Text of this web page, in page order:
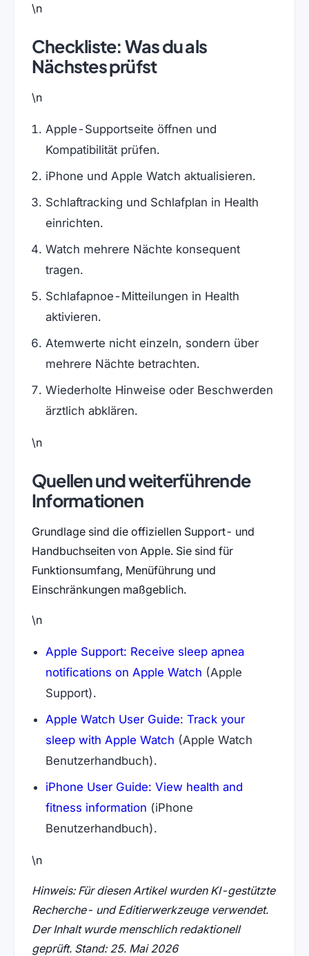
\n
Checkliste: Was du als
Nächstes prüfst
\n
Apple-Supportseite öffnen und
Kompatibilität prüfen.
iPhone und Apple Watch aktualisieren.
Schlaftracking und Schlafplan in Health
einrichten.
Watch mehrere Nächte konsequent
tragen.
Schlafapnoe-Mitteilungen in Health
aktivieren.
Atemwerte nicht einzeln, sondern über
mehrere Nächte betrachten.
Wiederholte Hinweise oder Beschwerden
ärztlich abklären.
\n
Quellen und weiterführende
Informationen
Grundlage sind die offiziellen Support- und
Handbuchseiten von Apple. Sie sind für
Funktionsumfang, Menüführung und
Einschränkungen maßgeblich.
\n
Apple Support: Receive sleep apnea
notifications on Apple Watch (Apple
Support).
Apple Watch User Guide: Track your
sleep with Apple Watch (Apple Watch
Benutzerhandbuch).
iPhone User Guide: View health and
fitness information (iPhone
Benutzerhandbuch).
\n
Hinweis: Für diesen Artikel wurden KI-gestützte
Recherche- und Editierwerkzeuge verwendet.
Der Inhalt wurde menschlich redaktionell
geprüft. Stand: 25. Mai 2026